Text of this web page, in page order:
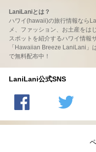
LaniLaniとは？
ハワイ(hawaii)の旅行情報なら
メ、ファッション、お土産をは
スポットを紹介するハワイ情報
「Hawaiian Breeze LaniLani」
で無料配布中！
LaniLani公式SNS
の
のtwitter